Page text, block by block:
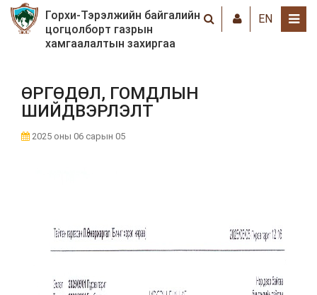
Горхи-Тэрэлжийн байгалийн
цогцолборт газрын
хамгаалалтын захиргаа
EN
ӨРГӨДӨЛ, ГОМДЛЫН
ШИЙДВЭРЛЭЛТ
2025 оны 06 сарын 05